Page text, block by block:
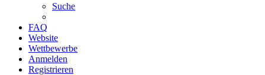
Suche
FAQ
Website
Wettbewerbe
Anmelden
Registrieren